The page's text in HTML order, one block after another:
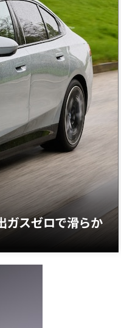
ガスゼロで滑らか